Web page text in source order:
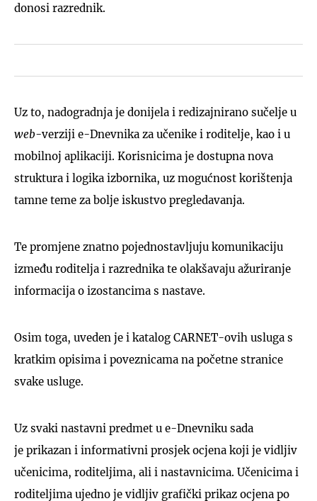
donosi razrednik.
Uz to, nadogradnja je donijela i redizajnirano sučelje u
web-verziji e-Dnevnika za učenike i roditelje, kao i u
mobilnoj aplikaciji. Korisnicima je dostupna nova
struktura i logika izbornika, uz mogućnost korištenja
tamne teme za bolje iskustvo pregledavanja.
Te promjene znatno pojednostavljuju komunikaciju
između roditelja i razrednika te olakšavaju ažuriranje
informacija o izostancima s nastave.
Osim toga, uveden je i katalog CARNET-ovih usluga s
kratkim opisima i poveznicama na početne stranice
svake usluge.
Uz svaki nastavni predmet u e-Dnevniku sada
je prikazan i informativni prosjek ocjena koji je vidljiv
učenicima, roditeljima, ali i nastavnicima. Učenicima i
roditeljima ujedno je vidljiv grafički prikaz ocjena po